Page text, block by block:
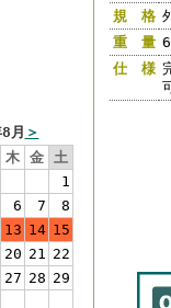
月 ＞
木 金 土
1
6 7
8
13 14 15
20 21 22
27 28 29
規 格
重 量
仕 様